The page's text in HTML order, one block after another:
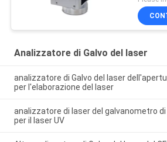
Analizzatore di Galvo del laser
analizzatore di Galvo del laser
per l'elaborazione del laser
analizzatore di laser del galvanometro
per il laser UV